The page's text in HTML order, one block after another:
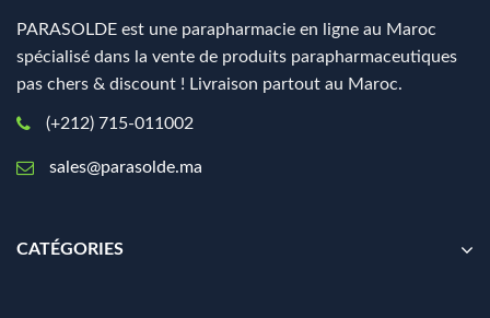
PARASOLDE est une parapharmacie en ligne au Maroc
spécialisé dans la vente de produits parapharmaceutiques
pas chers & discount ! Livraison partout au Maroc.
(+212) 715-011002
sales@parasolde.ma
CATÉGORIES